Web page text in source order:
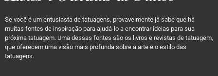
Se você é um entusiasta de tatuagens, provavelmente já sabe que há
muitas fontes de inspiração para ajudá-lo a encontrar ideias para sua
próxima tatuagem. Uma dessas fontes são os livros e revistas de tatuagem,
que oferecem uma visão mais profunda sobre a arte e o estilo das
tatuagens.